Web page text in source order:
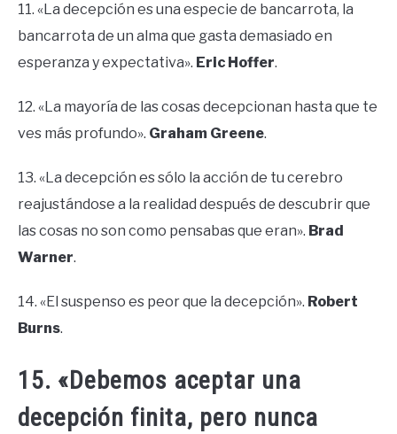
11. «La decepción es una especie de bancarrota, la
bancarrota de un alma que gasta demasiado en
esperanza y expectativa». Eric Hoffer.
12. «La mayoría de las cosas decepcionan hasta que te
ves más profundo». Graham Greene.
13. «La decepción es sólo la acción de tu cerebro
reajustándose a la realidad después de descubrir que
las cosas no son como pensabas que eran». Brad
Warner.
14. «El suspenso es peor que la decepción». Robert
Burns.
15. «Debemos aceptar una
decepción finita, pero nunca